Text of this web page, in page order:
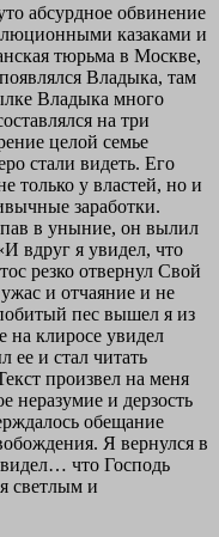
абсурдное обвинение
казаками и
тюрьма в Москве,
Владыка, там
Владыка много
на три
целой семье
стали видеть. Его
только у властей, но и
заработки.
в уныние, он вылил
вдруг я увидел, что
резко отвернул Свой
и отчаяние и не
пес вышел я из
на клиросе увидел
и стал читать
произвел на меня
неразумие и дерзость
обещание
Я вернулся в
что Господь
светлым и